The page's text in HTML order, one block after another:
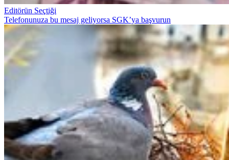
Editörün Seçtiği
Telefonunuza bu mesaj geliyorsa SGK’ya başvurun